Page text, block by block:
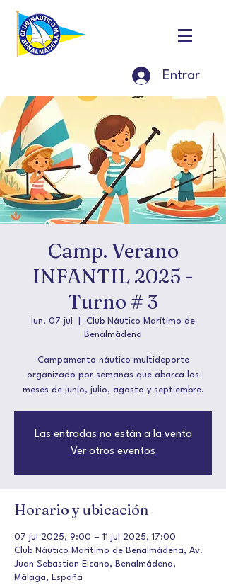
Entrar
Camp. Verano
INFANTIL 2025 -
Turno # 3
lun, 07 jul
Club Náutico Marítimo de
Benalmádena
Campamento náutico multideporte
organizado por semanas que abarca los
meses de junio, julio, agosto y septiembre.
Las entradas no están a la venta
Ver otros eventos
Horario y ubicación
07 jul 2025, 9:00 – 11 jul 2025, 17:00
Club Náutico Marítimo de Benalmádena, Av.
Juan Sebastian Elcano, Benalmádena,
Málaga, España